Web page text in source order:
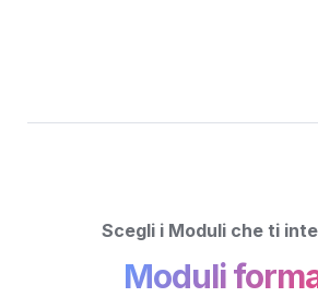
Scegli i Moduli che ti
Moduli